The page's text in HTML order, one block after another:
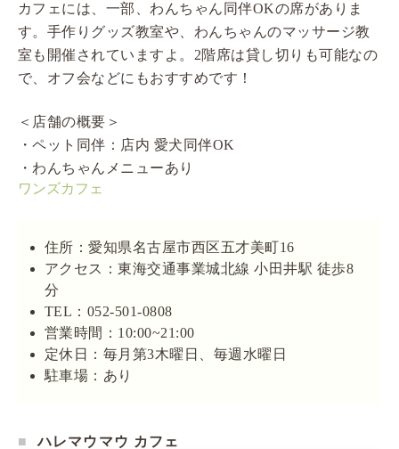
カフェには、一部、わんちゃん同伴OKの席がありま
す。手作りグッズ教室や、わんちゃんのマッサージ教
室も開催されていますよ。2階席は貸し切りも可能なの
で、オフ会などにもおすすめです！
＜店舗の概要＞
・ペット同伴：店内 愛犬同伴OK
・わんちゃんメニューあり
ワンズカフェ
住所：愛知県名古屋市西区五才美町16
アクセス：東海交通事業城北線 小田井駅 徒歩8
分
TEL：052-501-0808
営業時間：10:00~21:00
定休日：毎月第3木曜日、毎週水曜日
駐車場：あり
ハレマウマウ カフェ